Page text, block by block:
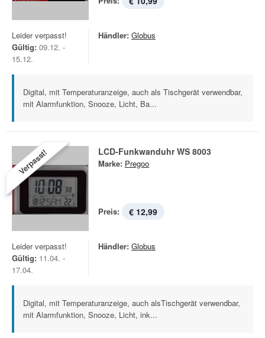
Leider verpasst!
Gültig: 09.12. -
15.12.
Händler: Globus
Digital, mit Temperaturanzeige, auch als Tischgerät verwendbar,
mit Alarmfunktion, Snooze, Licht, Ba...
Verpasst! LCD-Funkwanduhr WS 8003
Marke: Pregoo
Preis: € 12,99
Leider verpasst!
Gültig: 11.04. -
17.04.
Händler: Globus
Digital, mit Temperaturanzeige, auch alsTischgerät verwendbar,
mit Alarmfunktion, Snooze, Licht, ink...